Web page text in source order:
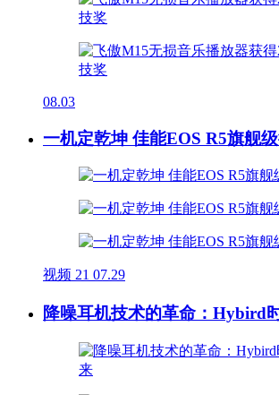
08.03
一机定乾坤 佳能EOS R5旗舰
视频 21 07.29
降噪耳机技术的革命：Hybird